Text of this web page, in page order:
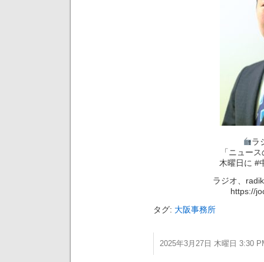
ラ
「ニュー
木曜日に #
ラジオ、
https://
タグ: 大阪事務所
2025年3月27日 木曜日 3:30